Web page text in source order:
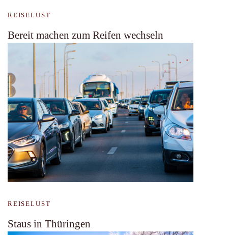
REISELUST
Bereit machen zum Reifen wechseln
REISELUST
Staus in Thüringen